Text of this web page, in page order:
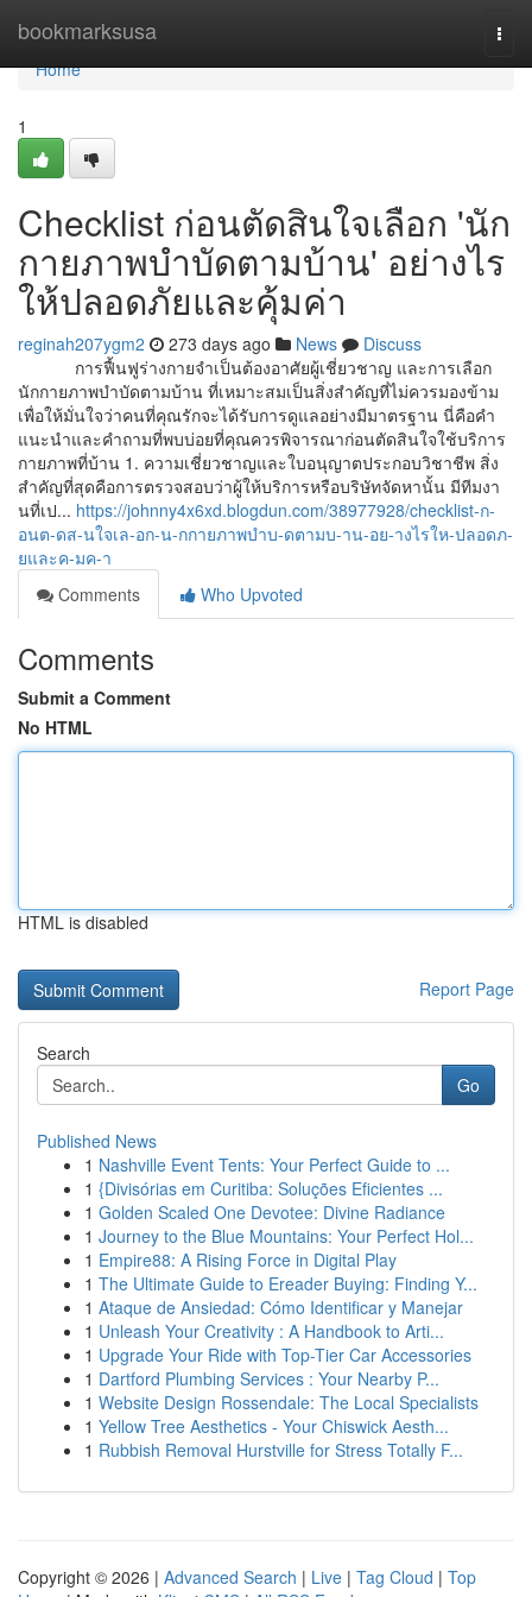
bookmarksusa
Home
Home
1
Checklist ก่อนตัดสินใจเลือก 'นัก
กายภาพบำบัดตามบ้าน' อย่างไร
ให้ปลอดภัยและคุ้มค่า
reginah207ygm2 273 days ago News
Discuss
การฟื้นฟูร่างกายจำเป็นต้องอาศัยผู้เชี่ยวชาญ และการเลือก
นักกายภาพบำบัดตามบ้าน ที่เหมาะสมเป็นสิ่งสำคัญที่ไม่ควรมองข้าม
เพื่อให้มั่นใจว่าคนที่คุณรักจะได้รับการดูแลอย่างมีมาตรฐาน นี่คือคำ
แนะนำและคำถามที่พบบ่อยที่คุณควรพิจารณาก่อนตัดสินใจใช้บริการ
กายภาพที่บ้าน 1. ความเชี่ยวชาญและใบอนุญาตประกอบวิชาชีพ สิ่ง
สำคัญที่สุดคือการตรวจสอบว่าผู้ให้บริการหรือบริษัทจัดหานั้น มีทีมงา
นที่เป... https://johnny4x6xd.blogdun.com/38977928/checklist-ก-
อนต-ดส-นใจเล-อก-น-กกายภาพบำบ-ดตามบ-าน-อย-างไรให-ปลอดภ-
ยและค-มค-า
Comments
Who Upvoted
Comments
Submit a Comment
No HTML
HTML is disabled
Report Page
Search
Go
Published News
1 Nashville Event Tents: Your Perfect Guide to ...
1 {Divisórias em Curitiba: Soluções Eficientes ...
1 Golden Scaled One Devotee: Divine Radiance
1 Journey to the Blue Mountains: Your Perfect Hol...
1 Empire88: A Rising Force in Digital Play
1 The Ultimate Guide to Ereader Buying: Finding Y...
1 Ataque de Ansiedad: Cómo Identificar y Manejar
1 Unleash Your Creativity : A Handbook to Arti...
1 Upgrade Your Ride with Top-Tier Car Accessories
1 Dartford Plumbing Services : Your Nearby P...
1 Website Design Rossendale: The Local Specialists
1 Yellow Tree Aesthetics - Your Chiswick Aesth...
1 Rubbish Removal Hurstville for Stress Totally F...
Copyright © 2026 | Advanced Search | Live | Tag Cloud | Top